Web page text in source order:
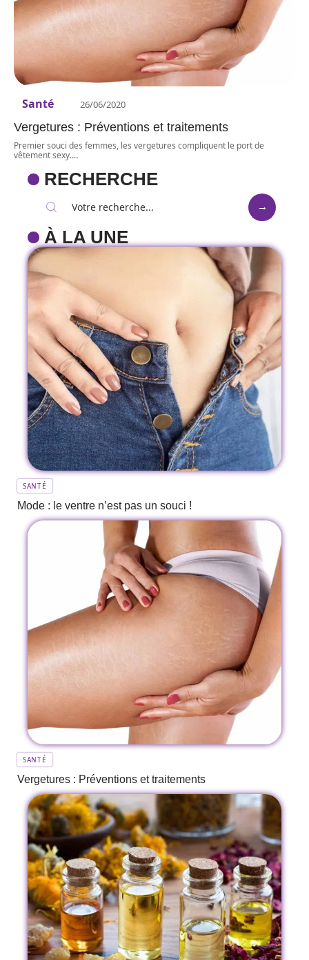
Santé 26/06/2020
Vergetures : Préventions et traitements
Premier souci des femmes, les vergetures compliquent le port de
vêtement sexy.…
RECHERCHE
À LA UNE
SANTÉ
Mode : le ventre n’est pas un souci !
SANTÉ
Vergetures : Préventions et traitements